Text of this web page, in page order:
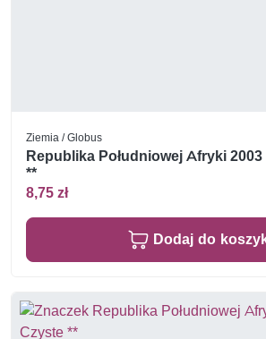
Ziemia / Globus
Republika Południowej Afryki
**
8,75 zł
Dodaj do